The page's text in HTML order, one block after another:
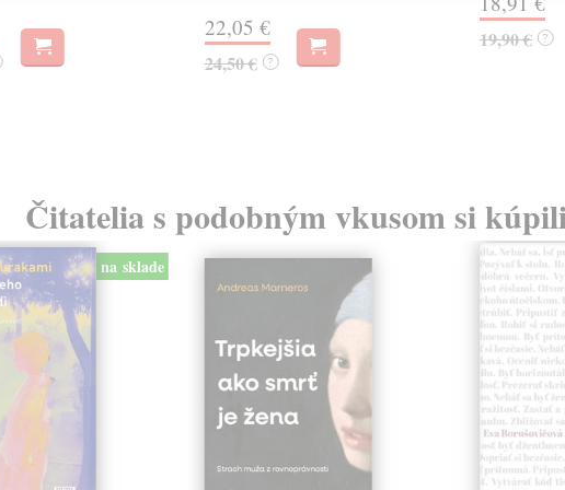
22,05 €
24,50 € ?
19,90 € ?
Čitatelia s podobným vkusom si
na sklade